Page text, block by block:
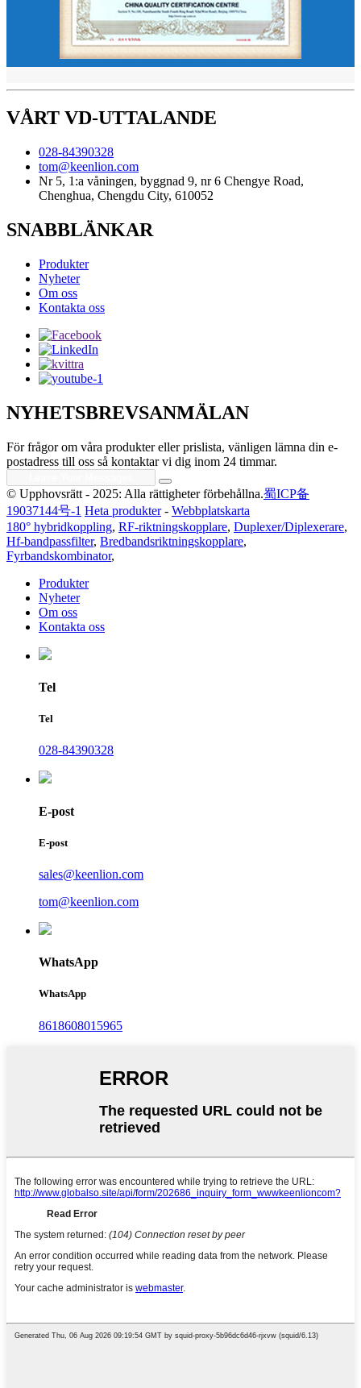
VÅRT VD-UTTALANDE
028-84390328
tom@keenlion.com
Nr 5, 1:a våningen, byggnad 9, nr 6 Chengye Road,
Chenghua, Chengdu City, 610052
SNABBLÄNKAR
Produkter
Nyheter
Om oss
Kontakta oss
NYHETSBREVSANMÄLAN
För frågor om våra produkter eller prislista, vänligen lämna din e-
postadress till oss så kontaktar vi dig inom 24 timmar.
© Upphovsrätt - 2025: Alla rättigheter förbehållna.蜀ICP备
19037144号-1 Heta produkter- Webbplatskarta
180° hybridkoppling, RF-riktningskopplare, Duplexer/Diplexerare,
Hf-bandpassfilter, Bredbandsriktningskopplare,
Fyrbandskombinator,
Produkter
Nyheter
Om oss
Kontakta oss
Tel
Tel
028-84390328
E-post
E-post
sales@keenlion.com
tom@keenlion.com
WhatsApp
WhatsApp
8618608015965